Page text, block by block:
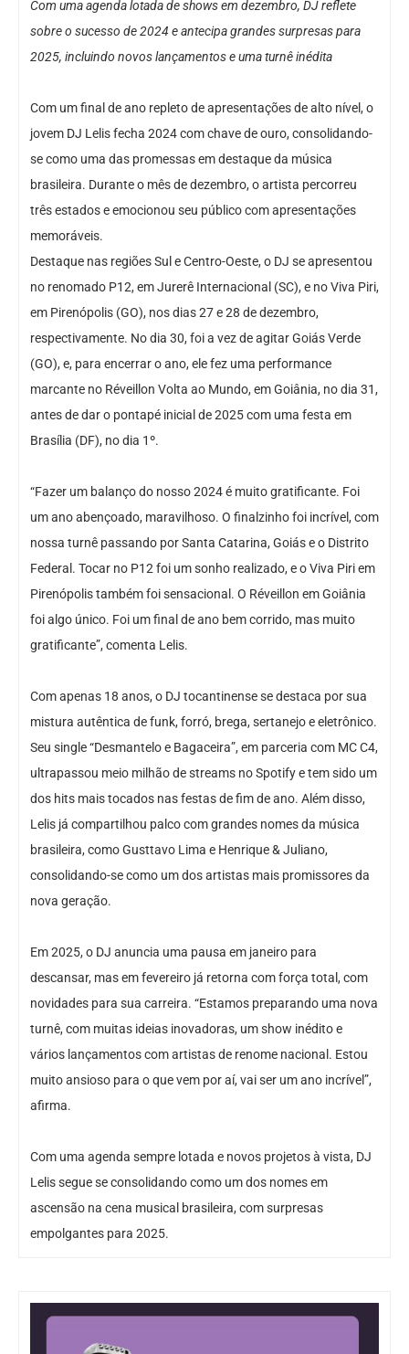
Com uma agenda lotada de shows em dezembro, DJ reflete
sobre o sucesso de 2024 e antecipa grandes surpresas para
2025, incluindo novos lançamentos e uma turnê inédita
Com um final de ano repleto de apresentações de alto nível, o
jovem DJ Lelis fecha 2024 com chave de ouro, consolidando-
se como uma das promessas em destaque da música
brasileira. Durante o mês de dezembro, o artista percorreu
três estados e emocionou seu público com apresentações
memoráveis.
Destaque nas regiões Sul e Centro-Oeste, o DJ se apresentou
no renomado P12, em Jurerê Internacional (SC), e no Viva Piri,
em Pirenópolis (GO), nos dias 27 e 28 de dezembro,
respectivamente. No dia 30, foi a vez de agitar Goiás Verde
(GO), e, para encerrar o ano, ele fez uma performance
marcante no Réveillon Volta ao Mundo, em Goiânia, no dia 31,
antes de dar o pontapé inicial de 2025 com uma festa em
Brasília (DF), no dia 1º.
“Fazer um balanço do nosso 2024 é muito gratificante. Foi
um ano abençoado, maravilhoso. O finalzinho foi incrível, com
nossa turnê passando por Santa Catarina, Goiás e o Distrito
Federal. Tocar no P12 foi um sonho realizado, e o Viva Piri em
Pirenópolis também foi sensacional. O Réveillon em Goiânia
foi algo único. Foi um final de ano bem corrido, mas muito
gratificante”, comenta Lelis.
Com apenas 18 anos, o DJ tocantinense se destaca por sua
mistura autêntica de funk, forró, brega, sertanejo e eletrônico.
Seu single “Desmantelo e Bagaceira”, em parceria com MC C4,
ultrapassou meio milhão de streams no Spotify e tem sido um
dos hits mais tocados nas festas de fim de ano. Além disso,
Lelis já compartilhou palco com grandes nomes da música
brasileira, como Gusttavo Lima e Henrique & Juliano,
consolidando-se como um dos artistas mais promissores da
nova geração.
Em 2025, o DJ anuncia uma pausa em janeiro para
descansar, mas em fevereiro já retorna com força total, com
novidades para sua carreira. “Estamos preparando uma nova
turnê, com muitas ideias inovadoras, um show inédito e
vários lançamentos com artistas de renome nacional. Estou
muito ansioso para o que vem por aí, vai ser um ano incrível”,
afirma.
Com uma agenda sempre lotada e novos projetos à vista, DJ
Lelis segue se consolidando como um dos nomes em
ascensão na cena musical brasileira, com surpresas
empolgantes para 2025.